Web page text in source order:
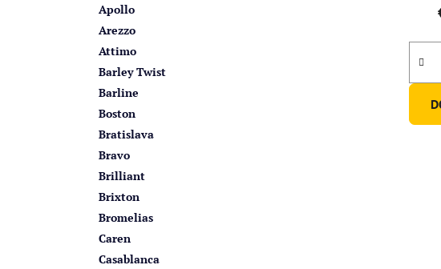
Apollo
Arezzo
Attimo
Barley Twist
Barline
Boston
Bratislava
Bravo
Brilliant
Brixton
Bromelias
Caren
Casablanca